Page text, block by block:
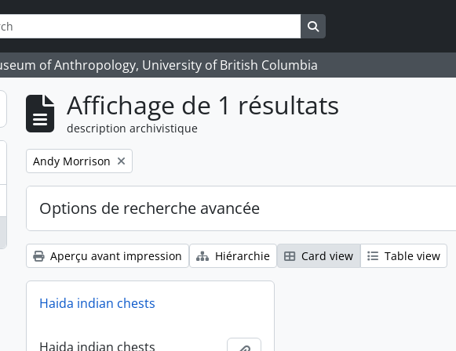
Search in browse page
of Anthropology, University of British Columbia
Affichage de 1 résultats
description archivistique
Remove filter:
Andy Morrison
Options de recherche avancée
Aperçu avant impression Hiérarchie Card view Table view
Haida indian chests
Haida indian chests